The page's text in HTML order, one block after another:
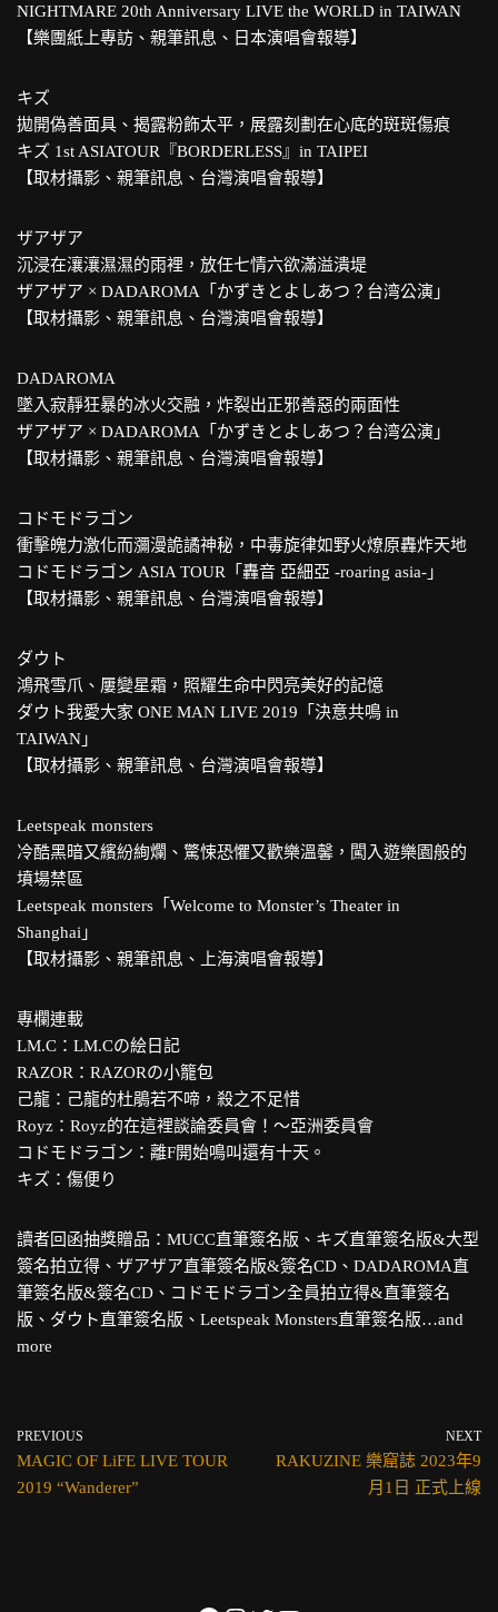
NIGHTMARE 20th Anniversary LIVE the WORLD in TAIWAN
【樂團紙上專訪、親筆訊息、日本演唱會報導】
キズ
拋開偽善面具、揭露粉飾太平，展露刻劃在心底的斑斑傷痕
キズ 1st ASIATOUR『BORDERLESS』in TAIPEI
【取材攝影、親筆訊息、台灣演唱會報導】
ザアザア
沉浸在瀼瀼濕濕的雨裡，放任七情六欲滿溢潰堤
ザアザア × DADAROMA「かずきとよしあつ？台湾公演」
【取材攝影、親筆訊息、台灣演唱會報導】
DADAROMA
墜入寂靜狂暴的冰火交融，炸裂出正邪善惡的兩面性
ザアザア × DADAROMA「かずきとよしあつ？台湾公演」
【取材攝影、親筆訊息、台灣演唱會報導】
コドモドラゴン
衝擊魄力激化而瀰漫詭譎神秘，中毒旋律如野火燎原轟炸天地
コドモドラゴン ASIA TOUR「轟音 亞細亞 -roaring asia-」
【取材攝影、親筆訊息、台灣演唱會報導】
ダウト
鴻飛雪爪、屢變星霜，照耀生命中閃亮美好的記憶
ダウト我愛大家 ONE MAN LIVE 2019「決意共鳴 in
TAIWAN」
【取材攝影、親筆訊息、台灣演唱會報導】
Leetspeak monsters
冷酷黑暗又繽紛絢爛、驚悚恐懼又歡樂溫馨，闖入遊樂園般的
墳場禁區
Leetspeak monsters「Welcome to Monster’s Theater in
Shanghai」
【取材攝影、親筆訊息、上海演唱會報導】
專欄連載
LM.C：LM.Cの絵日記
RAZOR：RAZORの小籠包
己龍：己龍的杜鵑若不啼，殺之不足惜
Royz：Royz的在這裡談論委員會！～亞洲委員會
コドモドラゴン：離F開始鳴叫還有十天。
キズ：傷便り
讀者回函抽獎贈品：MUCC直筆簽名版、キズ直筆簽名版&大型
簽名拍立得、ザアザア直筆簽名版&簽名CD、DADAROMA直
筆簽名版&簽名CD、コドモドラゴン全員拍立得&直筆簽名
版、ダウト直筆簽名版、Leetspeak Monsters直筆簽名版…and
more
PREVIOUS
MAGIC OF LiFE LIVE TOUR
2019 “Wanderer”
NEXT
RAKUZINE 樂窟誌 2023年9
月1日 正式上線